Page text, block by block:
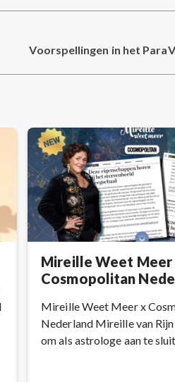
LinkedInWhatsApp
Voorspellingen in het
Mireille Weet Meer
Cosmopolitan
Mireille Weet Meer x
Nederland Mireille van
om als astrologe aan te